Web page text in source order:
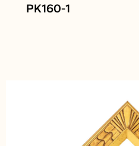
PK160-1